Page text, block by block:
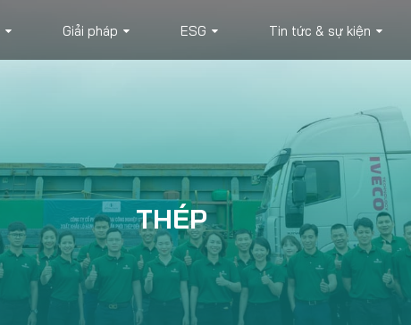
Giải pháp ESG Tin tức & sự kiện
THÉP